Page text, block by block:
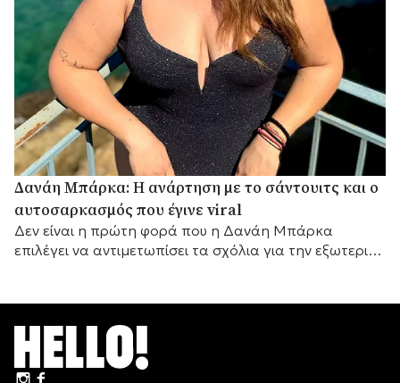
Δανάη Μπάρκα: Η ανάρτηση με το σάντουιτς και ο
αυτοσαρκασμός που έγινε viral
Δεν είναι η πρώτη φορά που η Δανάη Μπάρκα
επιλέγει να αντιμετωπίσει τα σχόλια για την εξωτερική